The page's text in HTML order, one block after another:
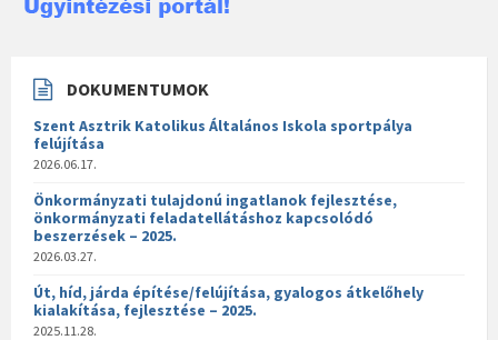
DOKUMENTUMOK
Szent Asztrik Katolikus Általános Iskola sportpálya
felújítása
2026.06.17.
Önkormányzati tulajdonú ingatlanok fejlesztése,
önkormányzati feladatellátáshoz kapcsolódó
beszerzések – 2025.
2026.03.27.
Út, híd, járda építése/felújítása, gyalogos átkelőhely
kialakítása, fejlesztése – 2025.
2025.11.28.